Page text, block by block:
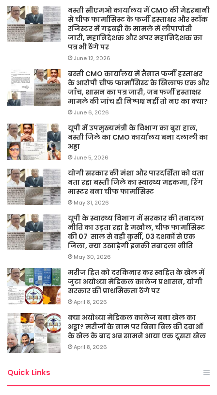
बस्ती सीएमओ कार्यालय में CMO की मेहरबानी
से चीफ फार्मासिस्ट के फर्जी हस्ताक्षर और स्टॉक
रजिस्टर में गड़बड़ी के मामले में लीपापोती
जारी, महानिदेशक और अपर महानिदेशक का
पत्र भी ठेंगे पर
June 12, 2026
बस्ती CMO कार्यालय में तैनात फर्जी हस्ताक्षर
के आरोपी चीफ फार्मासिस्ट के खिलाफ एक और
जाँच, शासन का पत्र जारी, जब फर्जी हस्ताक्षर
मामले की जांच ही निष्पक्ष नहीं तो नए का क्या?
June 6, 2026
यूपी में उपमुख्यमंत्री के विभाग का बुरा हाल,
बस्ती जिले का CMO कार्यालय बना दलाली का
अड्डा
June 5, 2026
योगी सरकार की मंशा और पारदर्शिता को धता
बता रहा बस्ती जिले का स्वास्थ्य महकमा, रिंग
मास्टर बना चीफ फार्मासिस्ट
May 31, 2026
यूपी के स्वास्थ्य विभाग में सरकार की तबादला
नीति का उड़ता रहा है मखौल, चीफ फार्मासिस्ट
की 07 साल से वही कुर्सी, 03 दशकों से एक
जिला, क्या उखाड़ेगी इनकी तबादला नीति
May 30, 2026
मरीज हित को दरकिनार कर स्वहित के खेल में
जुटा अयोध्या मेडिकल कालेज प्रशासन, योगी
सरकार की प्राथमिकता ठेंगे पर
April 8, 2026
क्या अयोध्या मेडिकल कालेज बना खेल का
अड्डा? मरीजों के नाम पर बिना बिल की दवाओं
के खेल के बाद अब सामने आया एक दूसरा खेल
April 8, 2026
Quick Links